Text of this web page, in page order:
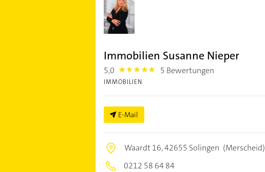
Immobilien Susanne Nieper
5,0 5.0 5 Bewertungen
IMMOBILIEN
E-Mail
Waardt 16,42655 Solingen (Merscheid)
0212 58 64 84